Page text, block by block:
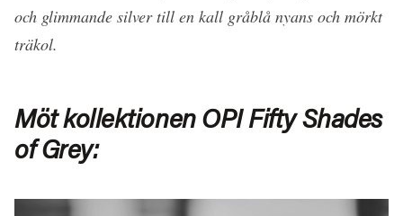
och glimmande silver till en kall gråblå nyans och mörkt
träkol.
Möt kollektionen OPI Fifty Shades
of Grey: